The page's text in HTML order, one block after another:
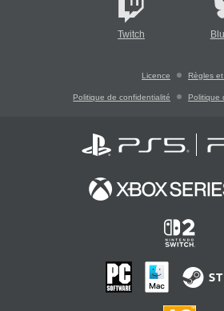
Twitch
Licence Règles
Politique de confidentialité Politique